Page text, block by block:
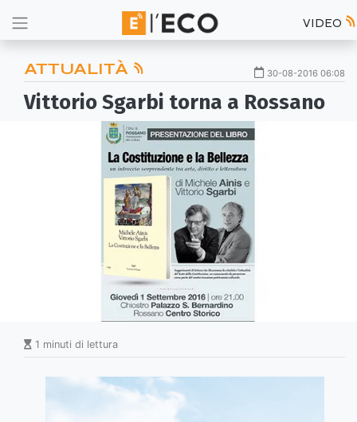
VIDEO
ATTUALITÀ 30-08-2016 06:08
Vittorio Sgarbi torna a Rossano
1 minuti di lettura